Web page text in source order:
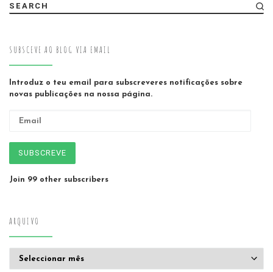
SEARCH
SUBSCEVE AO BLOG VIA EMAIL
Introduz o teu email para subscreveres notificações sobre
novas publicações na nossa página.
SUBSCREVE
Join 99 other subscribers
ARQUIVO